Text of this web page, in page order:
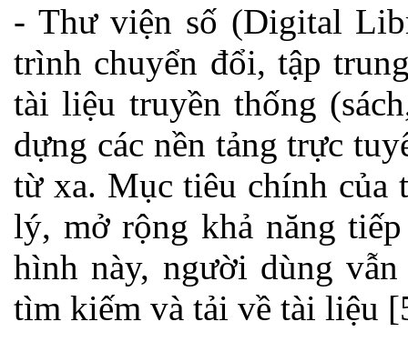
- Thư viện số (Digital
trình chuyển đổi, tập
tài liệu truyền thống
dựng các nền tảng trực
từ xa. Mục tiêu chính của
lý, mở rộng khả năng
hình này, người dùng
tìm kiếm và tải về tài liệu